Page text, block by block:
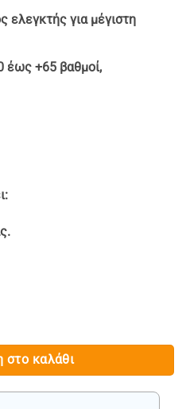
για μέγιστη
έως +65 βαθμοί,
LUX 1200W ποσότητα
στο καλάθι